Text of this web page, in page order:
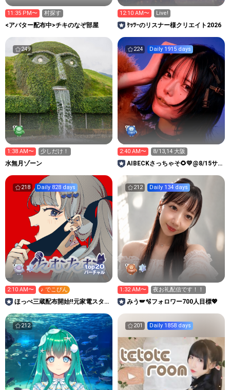
11:35 PM〜 村探す
<アバター配布中>チキのなぞ部屋
12:10 AM〜 Live!
ｹｯﾂｰのリスナー様クリエイト2026
249
1:38 AM〜 少しだけ！
水無月ゾーン
224 Daily 1915 days
2:40 AM〜 8/13,14 大阪
AIBECKさっちゃそ🌻💛@8/15サ
218 Daily 828 days
top20
バーチャル
2:10 AM〜 ♪ でこぴん
ほっぺ三蔵配布開始‼️元家電スタッ
212 Daily 134 days
1:32 AM〜 夜お礼配信です！！
みう🪽🫧フォロワー700人目標💖
212 201 Daily 1858 days